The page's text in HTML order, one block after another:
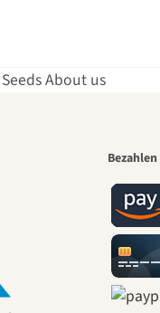
Wege zu